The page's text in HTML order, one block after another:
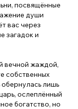
посвящённые
души
вас через
загадок и
вечной жаждой,
собственных
обернулась лишь
ослеплённый
богатство, но